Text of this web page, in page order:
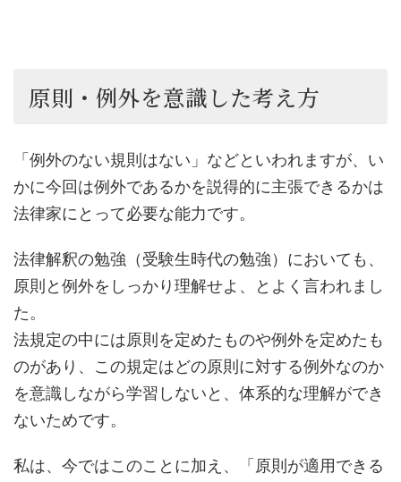
原則・例外を意識した考え方
「例外のない規則はない」などといわれますが、い
かに今回は例外であるかを説得的に主張できるかは
法律家にとって必要な能力です。
法律解釈の勉強（受験生時代の勉強）においても、
原則と例外をしっかり理解せよ、とよく言われまし
た。
法規定の中には原則を定めたものや例外を定めたも
のがあり、この規定はどの原則に対する例外なのか
を意識しながら学習しないと、体系的な理解ができ
ないためです。
私は、今ではこのことに加え、「原則が適用できる